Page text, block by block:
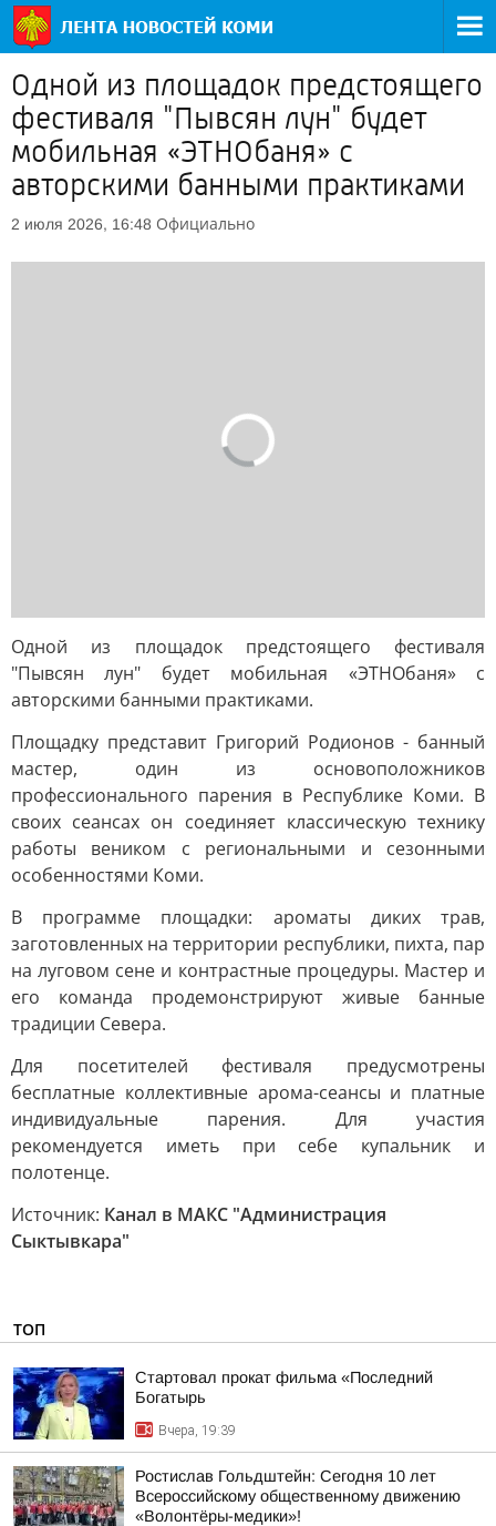
Одной из площадок предстоящего
фестиваля "Пывсян лун" будет
мобильная «ЭТНОбаня» с
авторскими банными практиками
2 июля 2026, 16:48 Официально
Одной из площадок предстоящего фестиваля
"Пывсян лун" будет мобильная «ЭТНОбаня» с
авторскими банными практиками.
Площадку представит Григорий Родионов - банный
мастер, один из основоположников
профессионального парения в Республике Коми. В
своих сеансах он соединяет классическую технику
работы веником с региональными и сезонными
особенностями Коми.
В программе площадки: ароматы диких трав,
заготовленных на территории республики, пихта, пар
на луговом сене и контрастные процедуры. Мастер и
его команда продемонстрируют живые банные
традиции Севера.
Для посетителей фестиваля предусмотрены
бесплатные коллективные арома-сеансы и платные
индивидуальные парения. Для участия
рекомендуется иметь при себе купальник и
полотенце.
Источник: Канал в МАКС "Администрация
Сыктывкара"
ТОП
Стартовал прокат фильма «Последний
Богатырь
Вчера, 19:39
Ростислав Гольдштейн: Сегодня 10 лет
Всероссийскому общественному движению
«Волонтёры-медики»!